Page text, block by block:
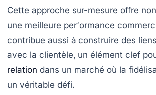
Cette approche sur-mesure offre
une meilleure performance
contribue aussi à construire des
avec la clientèle, un élément clef
relation dans un marché où la
un véritable défi.